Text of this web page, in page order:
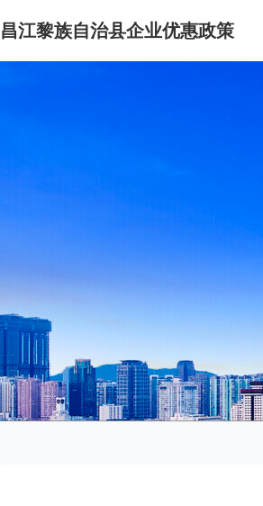
昌江黎族自治县企业优惠政策